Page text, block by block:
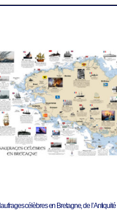
célèbres en Bretagne, de